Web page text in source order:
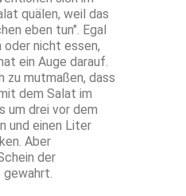
quälen, weil das
eben tun". Egal
oder nicht essen,
ein Auge darauf.
zu mutmaßen, dass
dem Salat im
um drei vor dem
und einen Liter
Aber
der